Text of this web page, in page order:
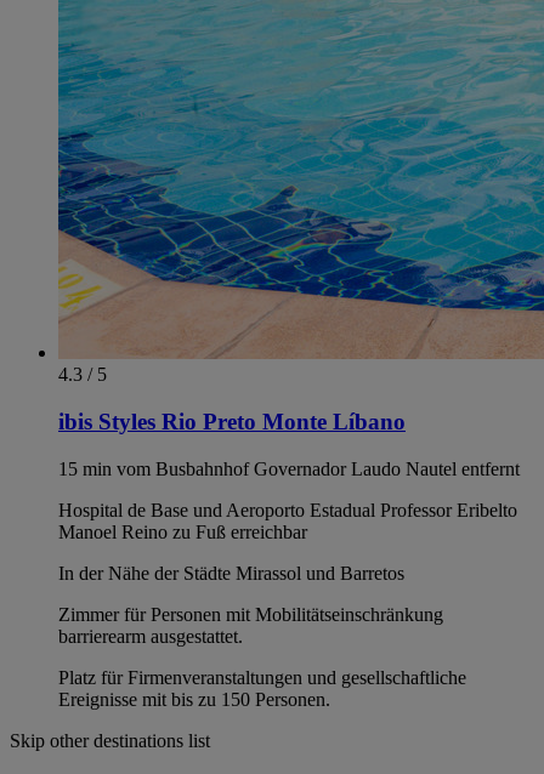
4.3 / 5
ibis Styles Rio Preto Monte Líbano
15 min vom Busbahnhof Governador Laudo Nautel entfernt
Hospital de Base und Aeroporto Estadual Professor Eribelto
Manoel Reino zu Fuß erreichbar
In der Nähe der Städte Mirassol und Barretos
Zimmer für Personen mit Mobilitätseinschränkung
barrierearm ausgestattet.
Platz für Firmenveranstaltungen und gesellschaftliche
Ereignisse mit bis zu 150 Personen.
Skip other destinations list